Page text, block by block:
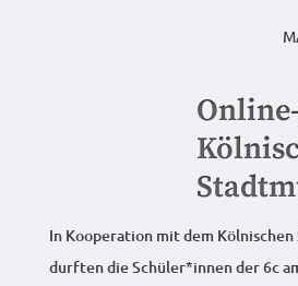
In Kooperation mit dem Kölnischen
durften die Schüler*innen der 6c